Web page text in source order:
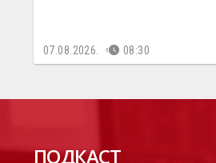
07.08.2026. 08:30
ПОДКАСТ